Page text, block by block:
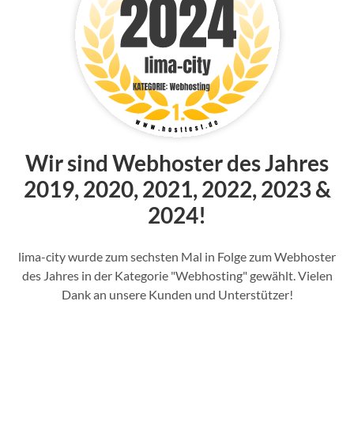
Wir sind Webhoster des Jahres
2019, 2020, 2021, 2022, 2023 &
2024!
lima-city wurde zum sechsten Mal in Folge zum Webhoster
des Jahres in der Kategorie "Webhosting" gewählt. Vielen
Dank an unsere Kunden und Unterstützer!